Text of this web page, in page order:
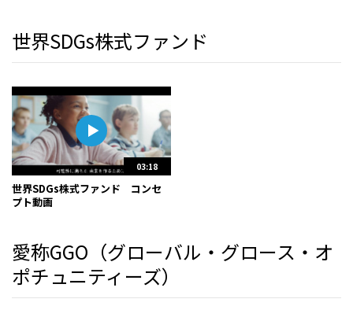
世界SDGs株式ファンド
03:18
世界SDGs株式ファンド コンセ
プト動画
愛称GGO（グローバル・グロース・オ
ポチュニティーズ）